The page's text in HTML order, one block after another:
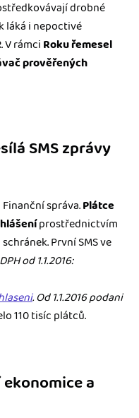
drobné
láká i nepoctivé
V rámci Roku řemesel
prověřených
SMS zprávy
správa.Plátce
prostřednictvím
První SMS ve
od 1.1.2016:
. Od 1.1.2016 podani
110 tisíc plátců.
a